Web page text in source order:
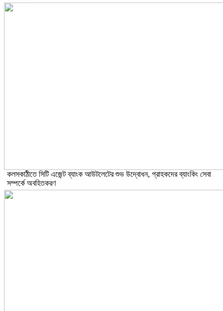
কলসকাঠীতে সিটি এজেন্ট ব্যাংক আউটলেটের শুভ উদ্বোধন, গ্রাহকদের ব্যাংকিং সেবা
সম্পর্কে অবহিতকরণ